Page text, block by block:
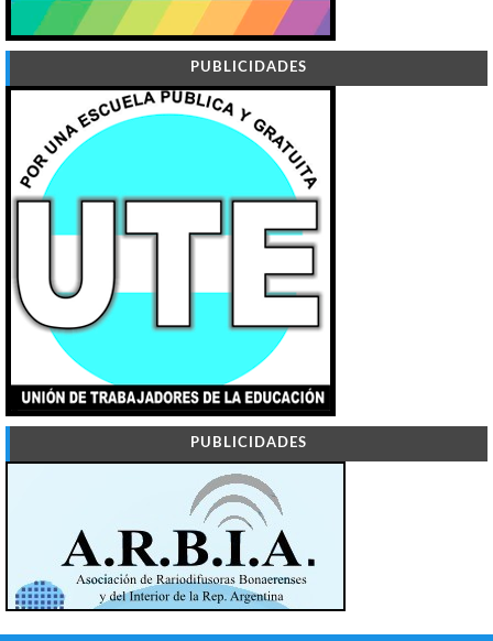
PUBLICIDADES
PUBLICIDADES